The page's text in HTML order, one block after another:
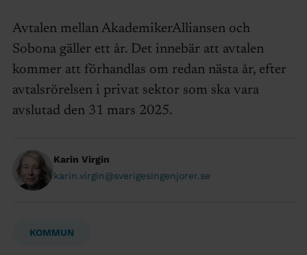
Avtalen mellan AkademikerAlliansen och
Sobona gäller ett år. Det innebär att avtalen
kommer att förhandlas om redan nästa år, efter
avtalsrörelsen i privat sektor som ska vara
avslutad den 31 mars 2025.
Karin Virgin
karin.virgin@sverigesingenjorer.se
KOMMUN